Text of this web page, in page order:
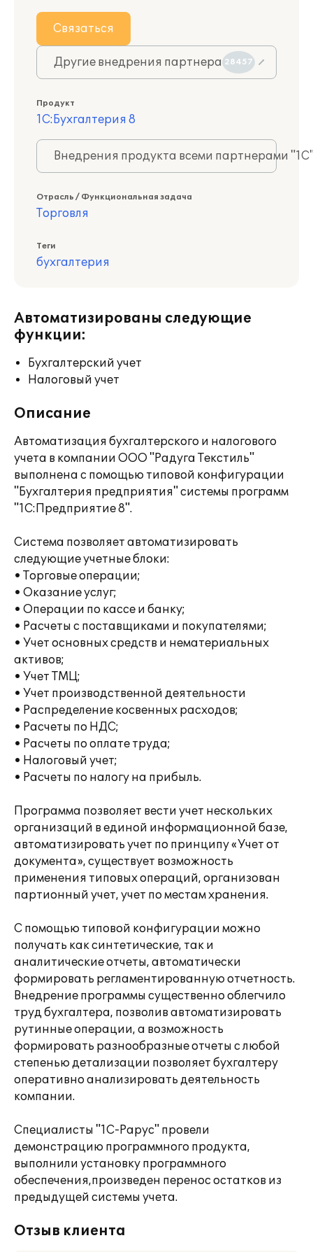
Связаться
Другие внедрения партнера 28457
Продукт
1С:Бухгалтерия 8
Внедрения продукта всеми партнерами
Отрасль / Функциональная задача
Торговля
Теги
бухгалтерия
Автоматизированы следующие
функции:
Бухгалтерский учет
Налоговый учет
Описание
Автоматизация бухгалтерского и налогового
учета в компании ООО "Радуга Текстиль"
выполнена с помощью типовой конфигурации
"Бухгалтерия предприятия" системы программ
"1С:Предприятие 8".
Система позволяет автоматизировать
следующие учетные блоки:
• Торговые операции;
• Оказание услуг;
• Операции по кассе и банку;
• Расчеты с поставщиками и покупателями;
• Учет основных средств и нематериальных
активов;
• Учет ТМЦ;
• Учет производственной деятельности
• Распределение косвенных расходов;
• Расчеты по НДС;
• Расчеты по оплате труда;
• Налоговый учет;
• Расчеты по налогу на прибыль.
Программа позволяет вести учет нескольких
организаций в единой информационной базе,
автоматизировать учет по принципу «Учет от
документа», существует возможность
применения типовых операций, организован
партионный учет, учет по местам хранения.
С помощью типовой конфигурации можно
получать как синтетические, так и
аналитические отчеты, автоматически
формировать регламентированную отчетность.
Внедрение программы существенно облегчило
труд бухгалтера, позволив автоматизировать
рутинные операции, а возможность
формировать разнообразные отчеты с любой
степенью детализации позволяет бухгалтеру
оперативно анализировать деятельность
компании.
Специалисты "1С-Рарус" провели
демонстрацию программного продукта,
выполнили установку программного
обеспечения,произведен перенос остатков из
предыдущей системы учета.
Отзыв клиента